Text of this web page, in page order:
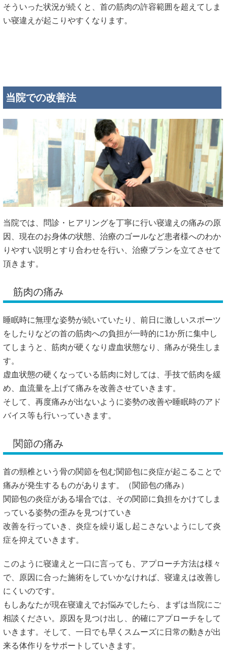
そういった状況が続くと、首の筋肉の許容範囲を超えてしま
い寝違えが起こりやすくなります。
当院での改善法
当院では、問診・ヒアリングを丁寧に行い寝違えの痛みの原
因、現在のお身体の状態、治療のゴールなど患者様へのわか
りやすい説明とすり合わせを行い、治療プランを立てさせて
頂きます。
筋肉の痛み
睡眠時に無理な姿勢が続いていたり、前日に激しいスポーツ
をしたりなどの首の筋肉への負担が一時的に1か所に集中し
てしまうと、筋肉が硬くなり虚血状態なり、痛みが発生しま
す。
虚血状態の硬くなっている筋肉に対しては、手技で筋肉を緩
め、血流量を上げて痛みを改善させていきます。
そして、再度痛みが出ないように姿勢の改善や睡眠時のアド
バイス等も行いっていきます。
関節の痛み
首の頸椎という骨の関節を包む関節包に炎症が起こることで
痛みが発生するものがあります。（関節包の痛み）
関節包の炎症がある場合では、その関節に負担をかけてしま
っている姿勢の歪みを見つけていき
改善を行っていき、炎症を繰り返し起こさないようにして炎
症を抑えていきます。
このように寝違えと一口に言っても、アプローチ方法は様々
で、原因に合った施術をしていかなければ、寝違えは改善し
にくいのです。
もしあなたが現在寝違えでお悩みでしたら、まずは当院にご
相談ください。原因を見つけ出し、的確にアプローチをして
いきます。そして、一日でも早くスムーズに日常の動きが出
来る体作りをサポートしていきます。